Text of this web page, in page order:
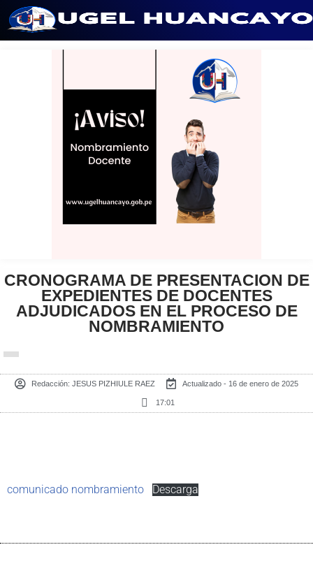
CRONOGRAMA DE PRESENTACION DE
EXPEDIENTES DE DOCENTES
ADJUDICADOS EN EL PROCESO DE
NOMBRAMIENTO
Redacción: JESUS PIZHIULE RAEZ Actualizado - 16 de enero de 2025
17:01
comunicado nombramiento Descarga